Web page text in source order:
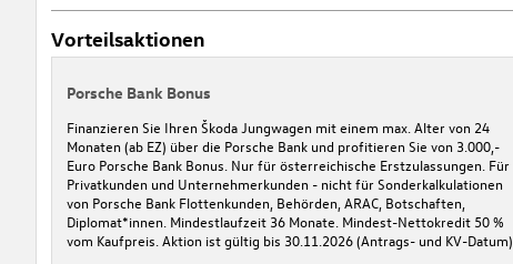
Vorteilsaktionen
Porsche Bank Bonus
Finanzieren Sie Ihren Škoda Jungwagen mit einem max. Alter von 24
Monaten (ab EZ) über die Porsche Bank und profitieren Sie von 3.000,-
Euro Porsche Bank Bonus. Nur für österreichische Erstzulassungen. Für
Privatkunden und Unternehmerkunden - nicht für Sonderkalkulationen
von Porsche Bank Flottenkunden, Behörden, ARAC, Botschaften,
Diplomat*innen. Mindestlaufzeit 36 Monate. Mindest-Nettokredit 50 %
vom Kaufpreis. Aktion ist gültig bis 30.11.2026 (Antrags- und KV-Datum).